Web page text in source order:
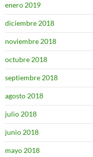
enero 2019
diciembre 2018
noviembre 2018
octubre 2018
septiembre 2018
agosto 2018
julio 2018
junio 2018
mayo 2018